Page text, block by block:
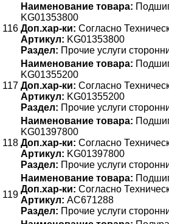
116
Наименование товара:
KG01353800
Доп.хар-ки: Согласно
Артикул: KG01353800
Раздел: Прочие услуги
117
Наименование товара:
KG01355200
Доп.хар-ки: Согласно
Артикул: KG01355200
Раздел: Прочие услуги
118
Наименование товара:
KG01397800
Доп.хар-ки: Согласно
Артикул: KG01397800
Раздел: Прочие услуги
119
Наименование товара:
Доп.хар-ки: Согласно
Артикул: АС671288
Раздел: Прочие услуги